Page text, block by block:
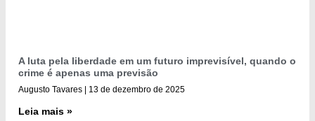
A luta pela liberdade em um futuro imprevisível, quando o
crime é apenas uma previsão
Augusto Tavares 13 de dezembro de 2025
Leia mais »